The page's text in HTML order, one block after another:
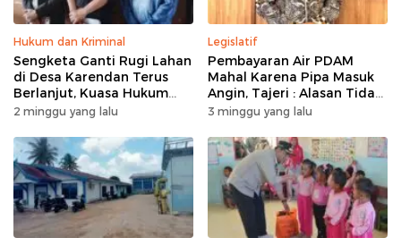
Hukum dan Kriminal
Sengketa Ganti Rugi Lahan
di Desa Karendan Terus
Berlanjut, Kuasa Hukum
Ajukan Kasasi
2 minggu yang lalu
Legislatif
Pembayaran Air PDAM
Mahal Karena Pipa Masuk
Angin, Tajeri : Alasan Tidak
Masuk Akal
3 minggu yang lalu